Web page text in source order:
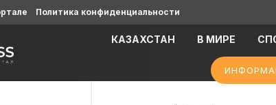
Политика конфиденциальности
КАЗАХСТАН В МИРЕ